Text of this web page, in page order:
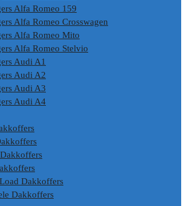
Alfa Romeo 159
Alfa Romeo Crosswagen
Alfa Romeo Mito
Alfa Romeo Stelvio
Audi A1
Audi A2
Audi A3
Audi A4
Dakkoffers
Dakkoffers